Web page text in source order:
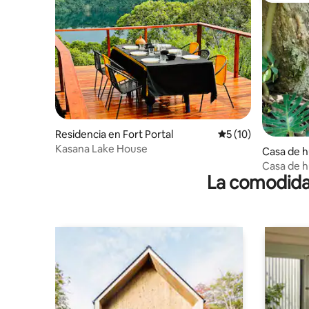
Residencia en Fort Portal Calificación
5 (10)
Kasana Lake House
Casa de
ortal
Casa de
La